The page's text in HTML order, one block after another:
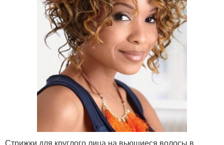
Стрижки для круглого лица на вьющиеся волосы в